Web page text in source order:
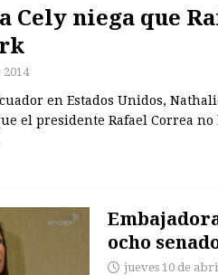
Cely niega que
en Estados Unidos,
el presidente Rafael Correa
ocho
jueves 10 de